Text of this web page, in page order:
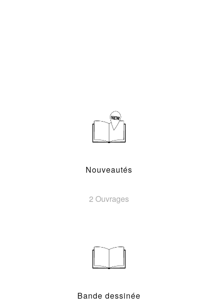
Nouveautés
2 Ouvrages
Bande dessinée